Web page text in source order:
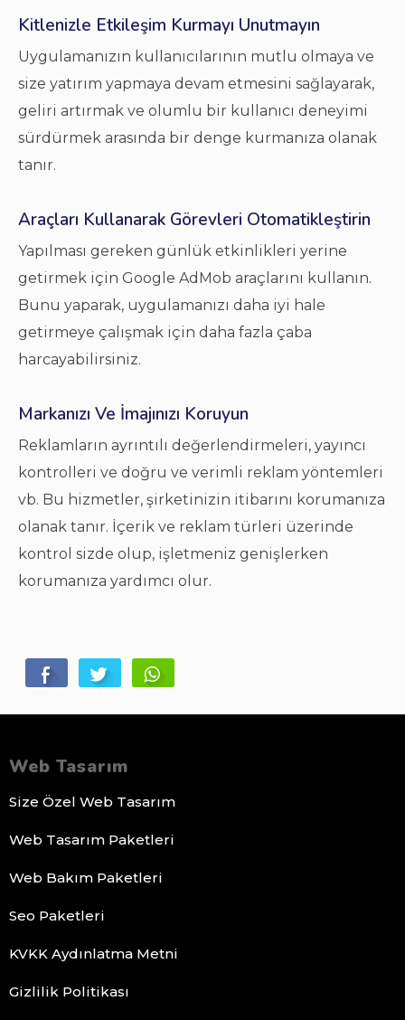
Kitlenizle Etkileşim Kurmayı Unutmayın
Uygulamanızın kullanıcılarının mutlu olmaya ve
size yatırım yapmaya devam etmesini sağlayarak,
geliri artırmak ve olumlu bir kullanıcı deneyimi
sürdürmek arasında bir denge kurmanıza olanak
tanır.
Araçları Kullanarak Görevleri Otomatikleştirin
Yapılması gereken günlük etkinlikleri yerine
getirmek için Google AdMob araçlarını kullanın.
Bunu yaparak, uygulamanızı daha iyi hale
getirmeye çalışmak için daha fazla çaba
harcayabilirsiniz.
Markanızı Ve İmajınızı Koruyun
Reklamların ayrıntılı değerlendirmeleri, yayıncı
kontrolleri ve doğru ve verimli reklam yöntemleri
vb. Bu hizmetler, şirketinizin itibarını korumanıza
olanak tanır. İçerik ve reklam türleri üzerinde
kontrol sizde olup, işletmeniz genişlerken
korumanıza yardımcı olur.
Web Tasarım
Size Özel Web Tasarım
Web Tasarım Paketleri
Web Bakım Paketleri
Seo Paketleri
KVKK Aydınlatma Metni
Gizlilik Politikası